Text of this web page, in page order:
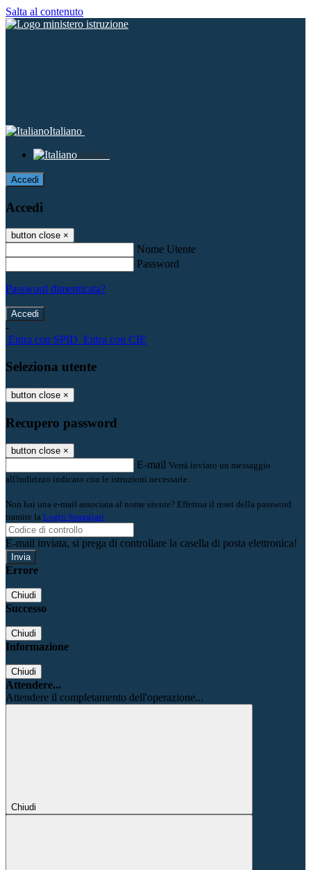
Salta al contenuto
Italiano
Italiano
Accedi
Accedi
button close ×
Nome Utente
Password
Password dimenticata?
-
Entra con SPID Entra con CIE
Seleziona utente
button close ×
Recupero password
button close ×
E-mail Verrà inviato un messaggio
all'indirizzo indicato con le istruzioni necessarie.
Non hai una e-mail associata al nome utente? Effettua il reset della password
tramite la Login Spaggiari
E-mail inviata, si prega di controllare la casella di posta elettronica!
Errore
Chiudi
Successo
Chiudi
Informazione
Chiudi
Attendere...
Attendere il completamento dell'operazione...
Chiudi